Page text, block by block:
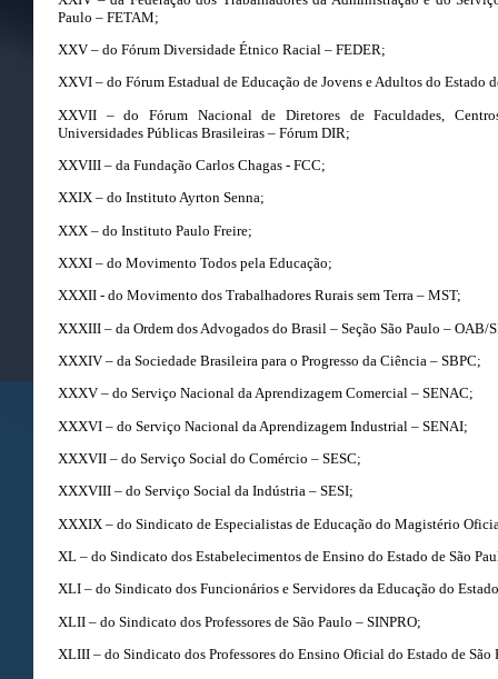
Paulo – FETAM;
XXV – do Fórum Diversidade Étnico Racial – FEDER;
XXVI – do Fórum Estadual de Educação de Jovens e Adultos do Estado
XXVII – do Fórum Nacional de Diretores de Faculdades,
Universidades Públicas Brasileiras – Fórum DIR;
XXVIII – da Fundação Carlos Chagas - FCC;
XXIX – do Instituto Ayrton Senna;
XXX – do Instituto Paulo Freire;
XXXI – do Movimento Todos pela Educação;
XXXII - do Movimento dos Trabalhadores Rurais sem Terra – MST;
XXXIII – da Ordem dos Advogados do Brasil – Seção São Paulo – OAB/
XXXIV – da Sociedade Brasileira para o Progresso da Ciência – SBPC;
XXXV – do Serviço Nacional da Aprendizagem Comercial – SENAC;
XXXVI – do Serviço Nacional da Aprendizagem Industrial – SENAI;
XXXVII – do Serviço Social do Comércio – SESC;
XXXVIII – do Serviço Social da Indústria – SESI;
XXXIX – do Sindicato de Especialistas de Educação do Magistério
XL – do Sindicato dos Estabelecimentos de Ensino do Estado de São
XLI – do Sindicato dos Funcionários e Servidores da Educação do
XLII – do Sindicato dos Professores de São Paulo – SINPRO;
XLIII – do Sindicato dos Professores do Ensino Oficial do Estado de São